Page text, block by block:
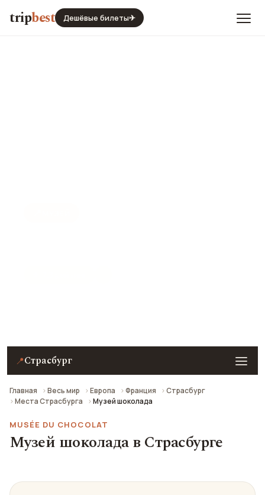
tripbest Дешёвые билеты✈
📍Страсбург
Главная Весь мир Европа Франция
Страсбург
Места Страсбурга
Музей шоколада
MUSÉE DU CHOCOLAT
Музей шоколада в Страсбурге